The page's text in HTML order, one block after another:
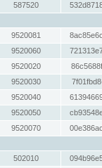
587520
9520081
9520060
9520020
9520030
9520040
9520050
9520070
502010